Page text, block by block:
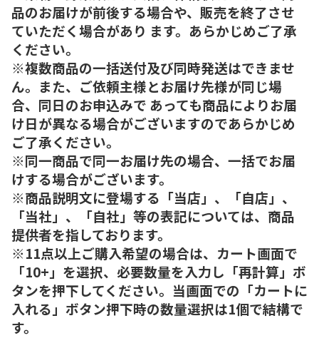
品のお届けが前後する場合や、販売を終了させ
ていただく場合があり ます。あらかじめご了承
ください。
※複数商品の一括送付及び同時発送はできませ
ん。また、ご依頼主様とお届け先様が同じ場
合、同日のお申込みで あっても商品によりお届
け日が異なる場合がございますのであらかじめ
ご了承ください。
※同一商品で同一お届け先の場合、一括でお届
けする場合がございます。
※商品説明文に登場する「当店」、「自店」、
「当社」、「自社」等の表記については、商品
提供者を指しております。
※11点以上ご購入希望の場合は、カート画面で
「10+」を選択、必要数量を入力し「再計算」ボ
タンを押下してください。当画面での「カートに
入れる」ボタン押下時の数量選択は1個で結構で
す。